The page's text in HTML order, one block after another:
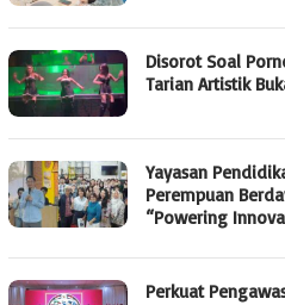
Disorot Soal
Tarian Artistik
Yayasan
Perempuan
“Powering
Perkuat